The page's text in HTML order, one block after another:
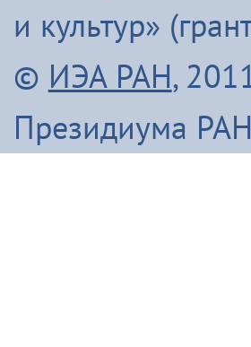
и культур»
© ИЭА РАН,
Президиума